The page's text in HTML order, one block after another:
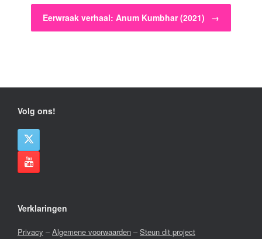
Eerwraak verhaal: Anum Kumbhar (2021) →
Volg ons!
Verklaringen
Privacy –Algemene voorwaarden –Steun dit project